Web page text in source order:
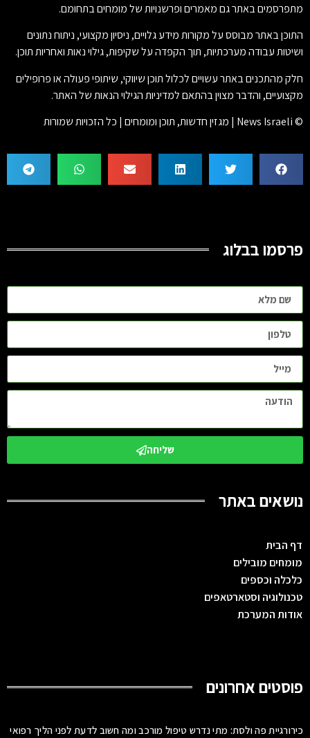
מתפרסמים באתר גם מאמרים ופרשנויות של מומחים בתחומם.
התוכן באתר מבוסס על מקורות מידע גלויים, ניסיון מקצועי, ניתוח נתונים
ושיטות עבודה מערכתיות, תוך הקפדה על שקיפות, גילוי נאות ואחריות תוכן.
חלק מהתכנים באתר עשויים לכלול תוכן שיווקי, שיתופי פעולה או פרופילים
מקצועיים, והדבר מצוין בהתאם למדיניות הגילוי הנאות של האתר.
© News Israeli | מגזין חדשות, תוכן ומומחים | כל הזכויות שמורות
פרסמו בבלוג
שליחה
נושאים באתר
דף הבית
מומחים מובילים
כלכלה וכספים
טכנולוגיה וסטארטאפים
אודות המערכת
פוסטים אחרונים
כירורגיית פה ולסת: מתי נדרש טיפול מורכב ומה חשוב לדעת לפני הליך רפואי